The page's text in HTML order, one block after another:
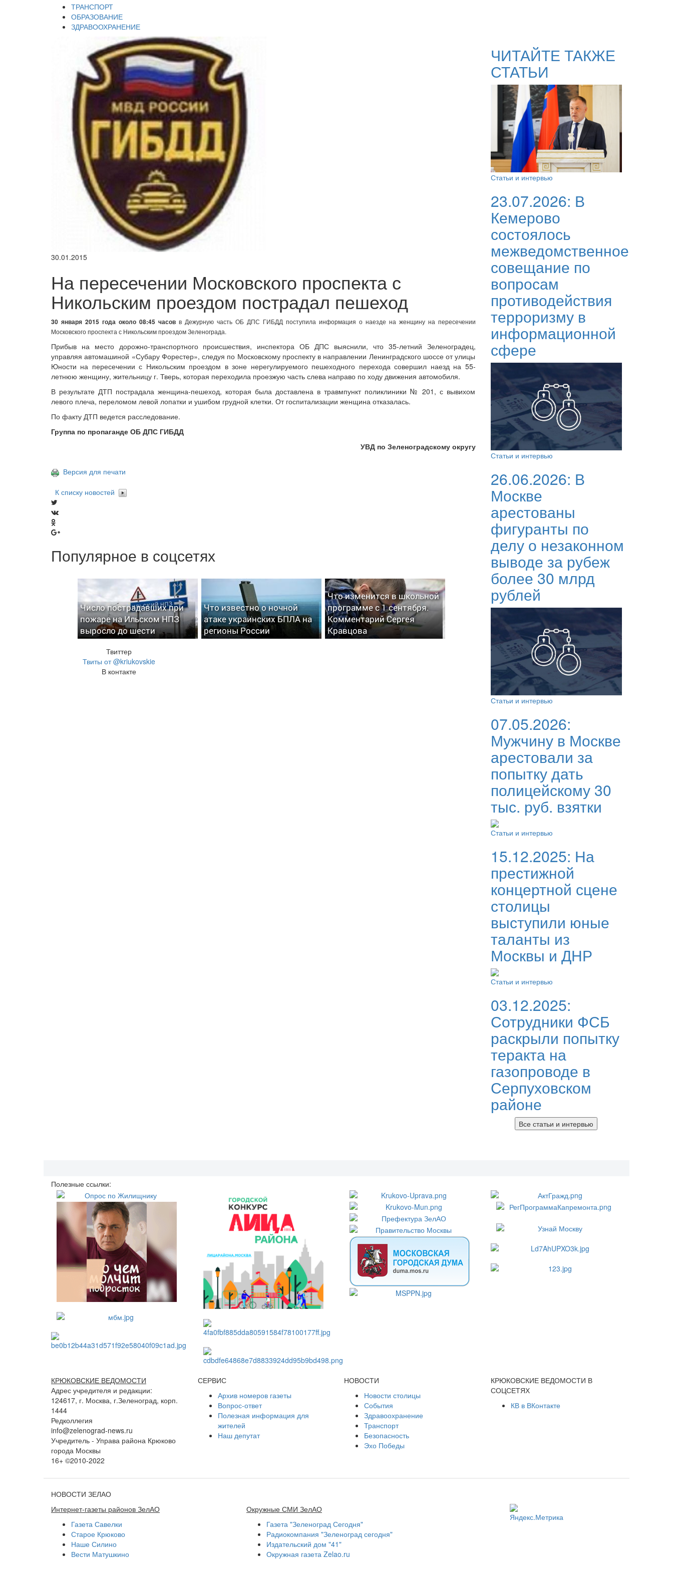
ТРАНСПОРТ
ОБРАЗОВАНИЕ
ЗДРАВООХРАНЕНИЕ
30.01.2015
На пересечении Московского проспекта с
Никольским проездом пострадал пешеход
30 января 2015 года около 08:45 часовв Дежурную часть ОБ ДПС ГИБДД поступила информация о наезде на женщину на пересечении
Московского проспекта с Никольским проездом Зеленограда.
Прибыв на место дорожно-транспортного происшествия, инспектора ОБ ДПС выяснили, что 35-летний Зеленоградец,
управляя автомашиной «Субару Форестер», следуя по Московскому проспекту в направлении Ленинградского шоссе от улицы
Юности на пересечении с Никольским проездом в зоне нерегулируемого пешеходного перехода совершил наезд на 55-
летнюю женщину, жительницу г. Тверь, которая переходила проезжую часть слева направо по ходу движения автомобиля.
В результате ДТП пострадала женщина-пешеход, которая была доставлена в травмпункт поликлиники № 201, с вывихом
левого плеча, переломом левой лопатки и ушибом грудной клетки. От госпитализации женщина отказалась.
По факту ДТП ведется расследование.
Группа по пропаганде ОБ ДПС ГИБДД
УВД по Зеленоградскому округу
Версия для печати
К списку новостей
Популярное в соцсетях
Число пострадавших при
пожаре на Ильском НПЗ
выросло до шести
Что известно о ночной
атаке украинских БПЛА на
регионы России
Что изменится в школьной
программе с 1 сентября.
Комментарий Сергея
Кравцова
Твиттер
Твиты от @kriukovskie
В контакте
ЧИТАЙТЕ ТАКЖЕ
СТАТЬИ
Статьи и интервью
23.07.2026: В
Кемерово
состоялось
межведомственное
совещание по
вопросам
противодействия
терроризму в
информационной
сфере
Статьи и интервью
26.06.2026: В
Москве
арестованы
фигуранты по
делу о незаконном
выводе за рубеж
более 30 млрд
рублей
Статьи и интервью
07.05.2026:
Мужчину в Москве
арестовали за
попытку дать
полицейскому 30
тыс. руб. взятки
Статьи и интервью
15.12.2025: На
престижной
концертной сцене
столицы
выступили юные
таланты из
Москвы и ДНР
Статьи и интервью
03.12.2025:
Сотрудники ФСБ
раскрыли попытку
теракта на
газопроводе в
Серпуховском
районе
Все статьи и интервью
Полезные ссылки:
КРЮКОВСКИЕ ВЕДОМОСТИ
Адрес учредителя и редакции:
124617, г. Москва, г.Зеленоград, корп.
1444
Редколлегия
info@zelenograd-news.ru
Учредитель - Управа района Крюково
города Москвы
16+ ©2010-2022
СЕРВИС
Архив номеров газеты
Вопрос-ответ
Полезная информация для
жителей
Наш депутат
НОВОСТИ
Новости столицы
События
Здравоохранение
Транспорт
Безопасность
Эхо Победы
КРЮКОВСКИЕ ВЕДОМОСТИ В
СОЦСЕТЯХ
КВ в ВКонтакте
НОВОСТИ ЗЕЛАО
Интернет-газеты районов ЗелАО
Газета Савелки
Старое Крюково
Наше Силино
Вести Матушкино
Окружные СМИ ЗелАО
Газета "Зеленоград Сегодня"
Радиокомпания "Зеленоград сегодня"
Издательский дом "41"
Окружная газета Zelao.ru